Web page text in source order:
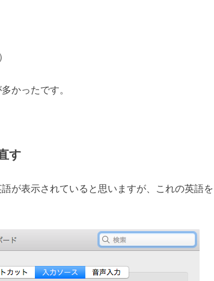
かったです。
す
が表示されていると思いますが、これの英語を